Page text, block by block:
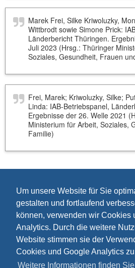
Um unsere Website für Sie
gestalten und fortlaufend
können, verwenden wir Cookies
Analytics. Durch die weitere
Website stimmen sie der
Cookies und Google Analytics
Weitere Informationen finden
Marek Frei, Silke Kriwoluzky,
Wittbrodt sowie Simone Prick:
Länderbericht Thüringen.
Juli 2023 (Hrsg.: Thüringer
Soziales, Gesundheit, Frauen
Frei, Marek; Kriwoluzky, Silke;
Linda: IAB-Betriebspanel,
Ergebnisse der 26. Welle 2021
Ministerium für Arbeit, Soziales,
Familie)